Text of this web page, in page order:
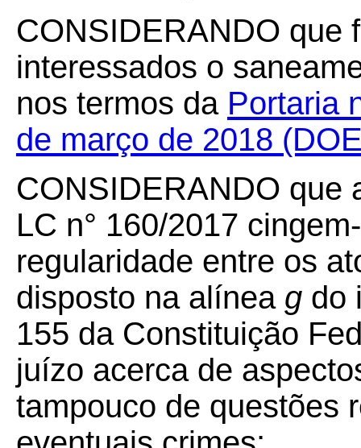
CONSIDERANDO que
interessados o
nos termos da Portaria
de março de 2018
CONSIDERANDO que
LC n° 160/2017
regularidade entre os
disposto na alínea g do
155 da Constituição
juízo acerca de
tampouco de questões